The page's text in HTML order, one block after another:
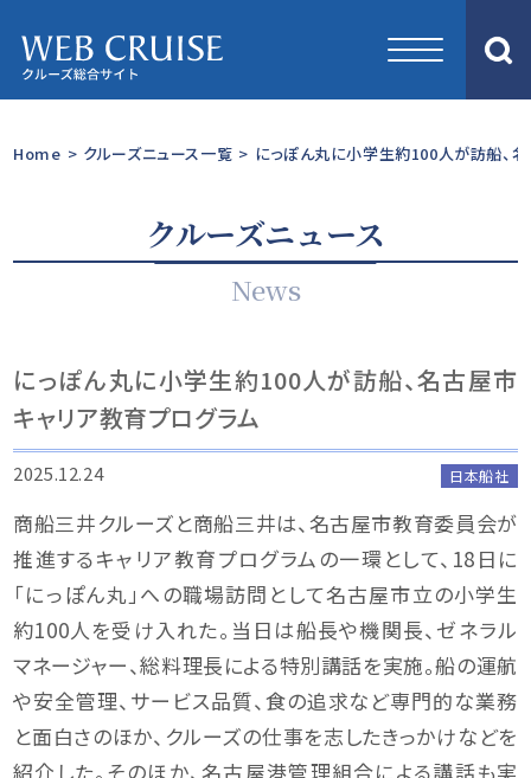
Home > クルーズニュース一覧 > にっぽん丸に小学生約100人が訪船、
クルーズニュース
News
にっぽん丸に小学生約100人が訪船、名古屋市
キャリア教育プログラム
2025.12.24 日本船社
商船三井クルーズと商船三井は、名古屋市教育委員会が
推進するキャリア教育プログラムの一環として、18日に
「にっぽん丸」への職場訪問として名古屋市立の小学生
約100人を受け入れた。当日は船長や機関長、ゼネラル
マネージャー、総料理長による特別講話を実施。船の運航
や安全管理、サービス品質、食の追求など専門的な業務
と面白さのほか、クルーズの仕事を志したきっかけなどを
紹介した。そのほか、名古屋港管理組合による講話も実